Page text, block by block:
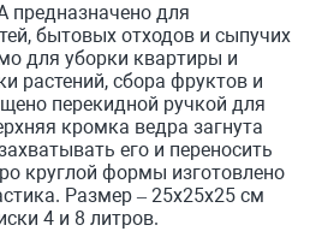
для
бытовых отходов и сыпучих
для уборки квартиры и
растений, сбора фруктов и
перекидной ручкой для
кромка ведра загнута
его и переносить
круглой формы изготовлено
Размер – 25х25х25 см
4 и 8 литров.